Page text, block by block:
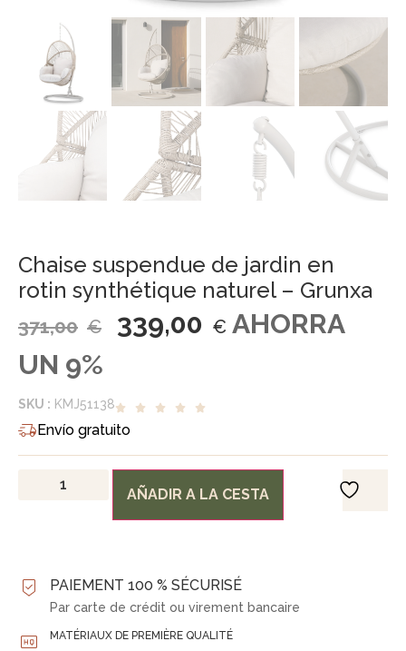
Chaise suspendue de jardin en
rotin synthétique naturel – Grunxa
371,00 € 339,00 € AHORRA
UN 9%
SKU : KMJ51138
Envío gratuito
AÑADIR A LA CESTA
PAIEMENT 100 % SÉCURISÉ
Par carte de crédit ou virement bancaire
MATÉRIAUX DE PREMIÈRE QUALITÉ